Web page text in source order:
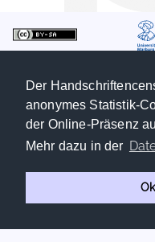
Der
anonymes Statistik-
der Online-Präsenz
Mehr dazu in der